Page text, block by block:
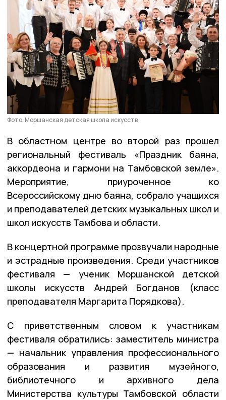
Фото: Моршанская детская школа искусств
В областном центре во второй раз прошел
региональный фестиваль «Праздник баяна,
аккордеона и гармони на Тамбовской земле».
Мероприятие, приуроченное ко
Всероссийскому дню баяна, собрало учащихся
и преподавателей детских музыкальных школ и
школ искусств Тамбова и области.
В концертной программе прозвучали народные
и эстрадные произведения. Среди участников
фестиваля — ученик Моршанской детской
школы искусств Андрей Богданов (класс
преподавателя Маргарита Порядкова).
С приветственным словом к участникам
фестиваля обратились: заместитель министра
— начальник управления профессионального
образования и развития музейного,
библиотечного и архивного дела
Министерства культуры Тамбовской области